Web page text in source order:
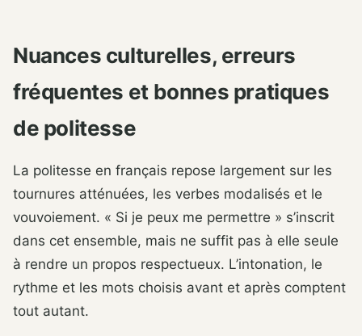
Nuances culturelles, erreurs
fréquentes et bonnes pratiques
de politesse
La politesse en français repose largement sur les
tournures atténuées, les verbes modalisés et le
vouvoiement. « Si je peux me permettre » s’inscrit
dans cet ensemble, mais ne suffit pas à elle seule
à rendre un propos respectueux. L’intonation, le
rythme et les mots choisis avant et après comptent
tout autant.